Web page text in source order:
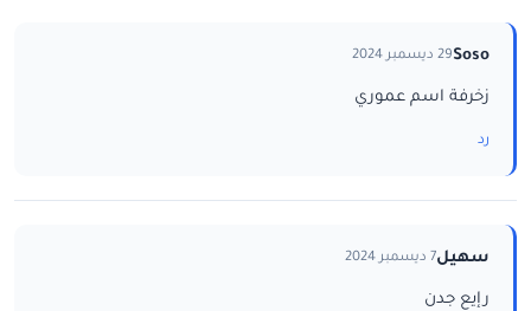
Soso29 ديسمبر 2024
زخرفة اسم عموري
رد
سهيل7 ديسمبر 2024
رإيع جدن